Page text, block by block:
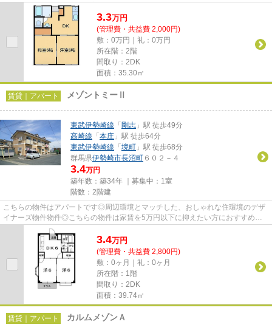
情報：サンシャトレーの空室情...
3.3万円
(管理費・共益費 2,000円)
敷：0万円｜礼：0万円
所在階：2階
間取り：2DK
面積：35.30㎡
賃貸｜アパート メゾントミーⅡ
東武伊勢崎線 「 剛志 」駅 徒歩49分
高崎線 「 本庄 」駅 徒歩64分
東武伊勢崎線 「 境町 」駅 徒歩68分
群馬県伊勢崎市長沼町 ６０２－４
3.4万円
築年数：築34年 ｜募集中： 1室
階数：2階建
こちらの物件はアパートです◎周辺環境とマッチした、おしゃれな住環境のデザ
イナーズ物件物件◎こちらの物件は家賃を5万円以下に抑えたい方におすすめで
す◎当社イチオシの物件の「メゾ...
3.4万円
(管理費・共益費 2,800円)
敷：0ヶ月｜礼：0ヶ月
所在階：1階
間取り：2DK
面積：39.74㎡
賃貸｜アパート カルムメゾンＡ